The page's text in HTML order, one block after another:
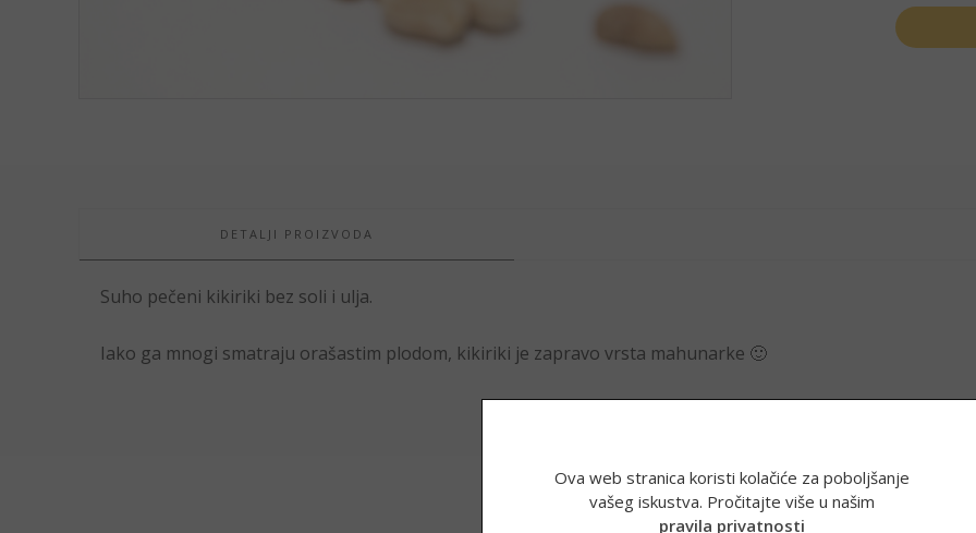
DETALJI PROIZVODA
Suho pečeni kikiriki bez soli i ulja.
Iako ga mnogi smatraju orašastim plodom, kikiriki je zapravo vrsta mahunarke 🙂
Ova web stranica koristi kolačiće za poboljšanje
vašeg iskustva. Pročitajte više u našim
pravila privatnosti